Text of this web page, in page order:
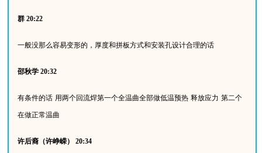
群 20:22
一般没那么容易变形的，厚度和拼板方式和安装孔设计合理的话
邵秋学 20:32
有条件的话 用两个回流焊第一个全温曲全部做低温预热 释放应力 第二个
在做正常温曲
许后裔（许峥嵘） 20:34